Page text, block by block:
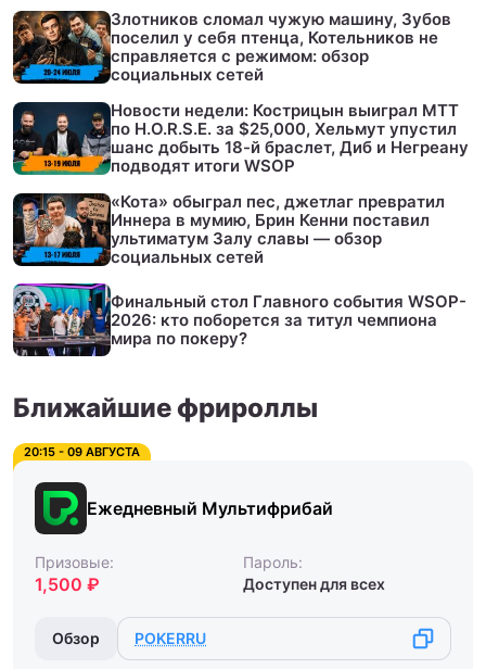
Злотников сломал чужую машину, Зубов
поселил у себя птенца, Котельников не
справляется с режимом: обзор
социальных сетей
Новости недели: Кострицын выиграл МТТ
по H.O.R.S.E. за $25,000, Хельмут упустил
шанс добыть 18-й браслет, Диб и Негреану
подводят итоги WSOP
«Кота» обыграл пес, джетлаг превратил
Иннера в мумию, Брин Кенни поставил
ультиматум Залу славы — обзор
социальных сетей
Финальный стол Главного события WSOP-
2026: кто поборется за титул чемпиона
мира по покеру?
Ближайшие фрироллы
20:15 - 09 АВГУСТА
Ежедневный Мультифрибай
Призовые:
1,500 ₽
Пароль:
Доступен для всех
Обзор POKERRU